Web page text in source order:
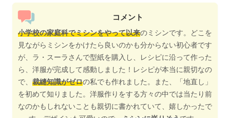
コメント
小学校の家庭科でミシンをやって以来のミシンです。どこを
見ながらミシンをかけたら良いのかも分からない初心者です
が、ラ・スーラさんで型紙を購入し、レシピに沿って作った
ら、洋服が完成して感動しました！レシピが本当に親切なの
で、 裁縫知識がゼロの私でも作れました。また、「地直し」
を初めて知りました。洋服作りをする方々の中では当たり前
なのかもしれないことも親切に書かれていて、嬉しかったで